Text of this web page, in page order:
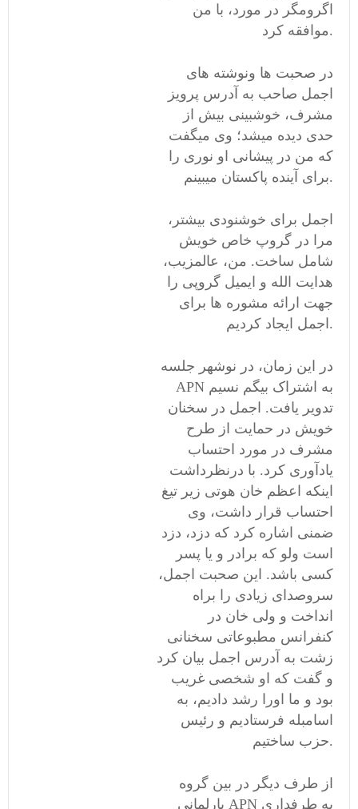
اگرومگر در مورد، با من
موافقه کرد.
در صحبت ها ونوشته های
اجمل صاحب به آدرس پرویز
مشرف، خوشبینی بیش از
حدی دیده میشد؛ وی میگفت
که من در پیشانی او نوری را
برای آینده پاکستان میبینم.
اجمل برای خوشنودی بیشتر،
مرا در گروپ خاص خویش
شامل ساخت. من، عالمزیب،
هدایت الله و ایمیل گروپی را
جهت ارائه مشوره ها برای
اجمل ایجاد کردیم.
در این زمان، در نوشهر جلسه
APN به اشتراک بیگم نسیم
تدویر یافت. اجمل در سخنان
خویش در حمایت از طرح
مشرف در مورد احتساب
یادآوری کرد. با درنظرداشت
اینکه اعظم خان هوتی زیر تیغ
احتساب قرار داشت، وی
ضمنی اشاره کرد که دزد، دزد
است ولو که برادر و یا پسر
کسی باشد. این صحبت اجمل،
سروصدای زیادی را براه
انداخت و ولی خان در
کنفرانس مطبوعاتی سخنانی
زشت به آدرس اجمل بیان کرد
و گفت که او شخصی غریب
بود و ما اورا رشد دادیم، به
اسامبله فرستادیم و رئیس
حزب ساختیم.
از طرف دیگر در بین گروه
پارلمانی APN به طرفداری